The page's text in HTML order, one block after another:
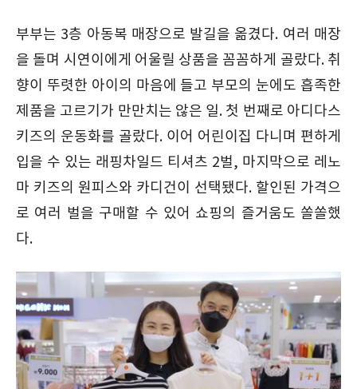
부부는 3층 아동복 매장으로 발길을 옮겼다. 여러 매장
을 돌며 시연이에게 어울릴 상품을 꼼꼼하게 골랐다. 취
향이 뚜렷한 아이의 마음에 들고 부모의 눈에도 흡족한
제품을 고르기가 만만치는 않은 일. 첫 번째로 아디다스
키즈의 운동화를 골랐다. 이어 어린이집 다니며 편하게
입을 수 있는 래핑차일드 티셔츠 2벌, 마지막으로 레노
마 키즈의 원피스와 카디건이 선택됐다. 할인된 가격으
로 여러 벌을 구매할 수 있어 쇼핑의 즐거움도 쏠쏠했
다.